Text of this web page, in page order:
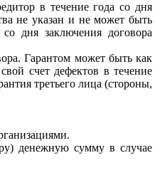
в течение года со дня
не указан и не может быть
дня заключения договора
Гарантом может быть как
счет дефектов в течение
третьего лица (стороны,
денежную сумму в случае